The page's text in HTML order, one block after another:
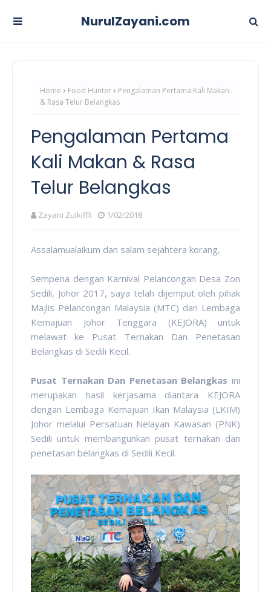
NurulZayani.com
Home Food Hunter
Pengalaman Pertama Kali Makan
& Rasa Telur Belangkas
Pengalaman Pertama
Kali Makan & Rasa
Telur Belangkas
Zayani Zulkiffli 1/02/2018
Assalamualaikum dan salam sejahtera korang,
Sempena dengan Karnival Pelancongan Desa Zon
Sedili, Johor 2017, saya telah dijemput oleh pihak
Majlis Pelancongan Malaysia (MTC) dan Lembaga
Kemajuan Johor Tenggara (KEJORA) untuk
melawat ke Pusat Ternakan Dan Penetasan
Belangkas di Sedili Kecil.
Pusat Ternakan Dan Penetasan Belangkas ini
merupakan hasil kerjasama diantara KEJORA
dengan Lembaga Kemajuan Ikan Malaysia (LKIM)
Johor melalui Persatuan Nelayan Kawasan (PNK)
Sedili untuk membangunkan pusat ternakan dan
penetasan belangkas di Sedili Kecil.